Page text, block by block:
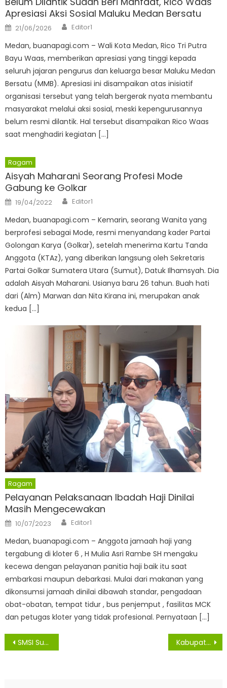
Apresiasi Aksi Sosial Maluku Medan Bersatu
Posted
on
21/06/2026 Author
Editor1
Medan, buanapagi.com – Wali Kota Medan, Rico Tri Putra
Bayu Waas, memberikan apresiasi yang tinggi kepada
seluruh jajaran pengurus dan keluarga besar Maluku Medan
Bersatu (MMB). Apresiasi ini disampaikan atas inisiatif
organisasi tersebut yang telah bergerak nyata membantu
masyarakat melalui aksi sosial, meski kepengurusannya
belum resmi dilantik. Hal tersebut disampaikan Rico Waas
saat menghadiri kegiatan […]
Ragam
Aisyah Maharani Seorang Profesi Mode
Gabung ke Golkar
Posted
on
19/04/2022 Author
Editor1
Medan, buanapagi.com – Kemarin, seorang Wanita yang
berprofesi sebagai Mode, resmi menyandang kader Partai
Golongan Karya (Golkar), setelah menerima Kartu Tanda
Anggota (KTAz), yang diberikan langsung oleh Sekretaris
Partai Golkar Sumatera Utara (Sumut), Datuk Ilhamsyah. Dia
adalah Aisyah Maharani. Usianya baru 26 tahun. Buah hati
dari (Alm) Marwan dan Nita Kirana ini, merupakan anak
kedua […]
Ragam
Pelayanan Pelaksanaan Ibadah Haji Dinilai
Masih Mengecewakan
Posted
on
10/07/2023 Author
Editor1
Medan, buanapagi.com – Anggota jamaah haji yang
tergabung di kloter 6 , H Mulia Asri Rambe SH mengaku
kecewa dengan pelayanan panitia haji baik itu saat
embarkasi maupun debarkasi. Mulai dari makanan yang
dikonsumsi jamaah dinilai dibawah standar, pengadaan
obat-obatan, tempat tidur , bus penjemput , fasilitas MCK
dan petugas kloter yang tidak profesional. Pernyataan […]
Navigasi
SMSI Sumut ‘Warning’ Pemko Medan Jangan Sampai Terjebak Situasi “Darurat Pers” Kabupaten Samosir Masuk 10 Besar se-Indonesia Dalam Penerapan SPBE